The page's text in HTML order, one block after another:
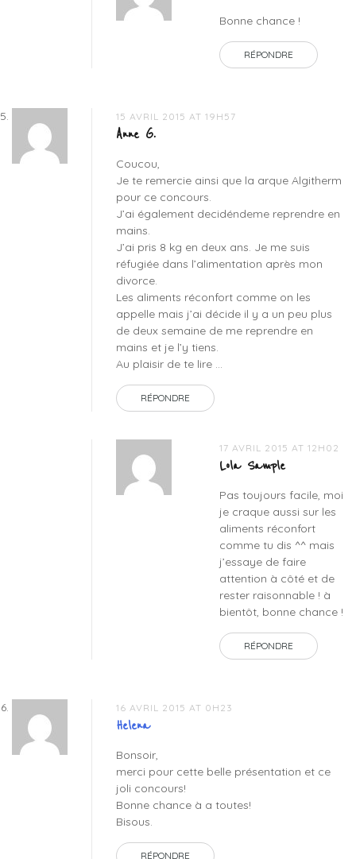
Bonne chance !
RÉPONDRE
15 AVRIL 2015 AT 19H57
Anne G.
Coucou,
Je te remercie ainsi que la arque Algitherm
pour ce concours.
J’ai également decidéndeme reprendre en
mains.
J’ai pris 8 kg en deux ans. Je me suis
réfugiée dans l’alimentation après mon
divorce.
Les aliments réconfort comme on les
appelle mais j’ai décide il y a un peu plus
de deux semaine de me reprendre en
mains et je l’y tiens.
Au plaisir de te lire …
RÉPONDRE
17 AVRIL 2015 AT 12H02
Lola Sample
Pas toujours facile, moi
je craque aussi sur les
aliments réconfort
comme tu dis ^^ mais
j’essaye de faire
attention à côté et de
rester raisonnable ! à
bientôt, bonne chance !
RÉPONDRE
16 AVRIL 2015 AT 0H23
Helena
Bonsoir,
merci pour cette belle présentation et ce
joli concours!
Bonne chance à a toutes!
Bisous.
RÉPONDRE